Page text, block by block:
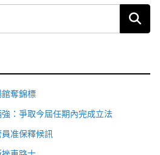
奪錦標
：爭取今屆任期內完成立法
准保釋候訊